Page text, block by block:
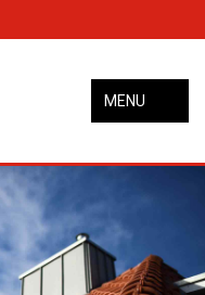
MENU